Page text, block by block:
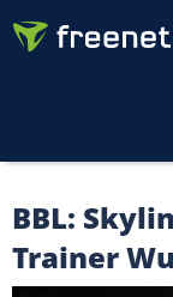
BBL:
Trainer